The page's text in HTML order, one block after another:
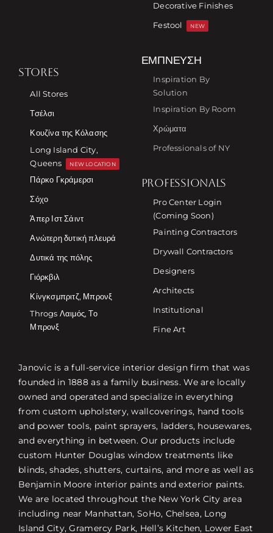
Decorative Finishes
Festool
NEW
STORES
All Stores
Τσέλσι
Κουζίνα της Κόλασης
Long Island City,
Queens
NEW LOCATION
Πάρκο Γκράμερσι
Σόχο
Άπερ Ιστ Σάιντ
Ανώτερη δυτική πλευρά
Δυτικά της πόλης
Γιόρκβιλ
Κίνγκσμπριτζ, Μπρονξ
Throgs Λαιμός, Το
Μπρονξ
ΈΜΠΝΕΥΣΗ
Inspiration By
Solution
Inspiration By Room
Χρώματα
Professionals of NY
PROFESSIONALS
Pro Center Login
(Coming Soon)
Painting Contractors
Drywall Contractors
Designers
Architects
Institutional
Fine Art
Janovic is a full-service interior design firm that was
founded in 1888 as a family business. We are locally
owned and operated and specialize in everything
from custom upholstery, wallcoverings, hand tools
and power tools, paint sprayers, ladders, housewares,
and everything in between. Our products include
custom Hunter Douglas window treatments like
blinds, shades, shutters, curtains, and more as well as
Benjamin Moore interior paints and exterior paints.
We are located throughout the New York City area
including near Manhattan, SoHo, Chelsea, Long
Island City, Gramercy Park, Hell’s Kitchen, Lower East